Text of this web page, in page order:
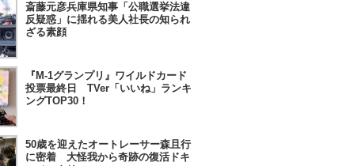
斎藤元彦兵庫県知事「公職選挙法違
反疑惑」に揺れる美人社長の知られ
ざる素顔
『M-1グランプリ』ワイルドカード
投票最終日 TVer「いいね」ランキ
ングTOP30！
50歳を迎えたオートレーサー森且行
に密着 大怪我から奇跡の復活ドキ